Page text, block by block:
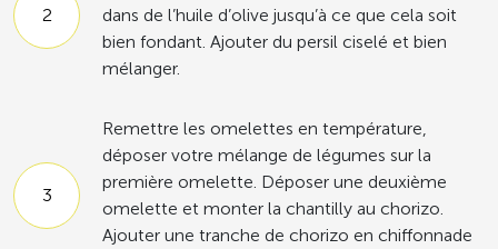
dans de l’huile d’olive jusqu’à ce que cela soit
bien fondant. Ajouter du persil ciselé et bien
mélanger.
Remettre les omelettes en température,
déposer votre mélange de légumes sur la
première omelette. Déposer une deuxième
omelette et monter la chantilly au chorizo.
Ajouter une tranche de chorizo en chiffonnade